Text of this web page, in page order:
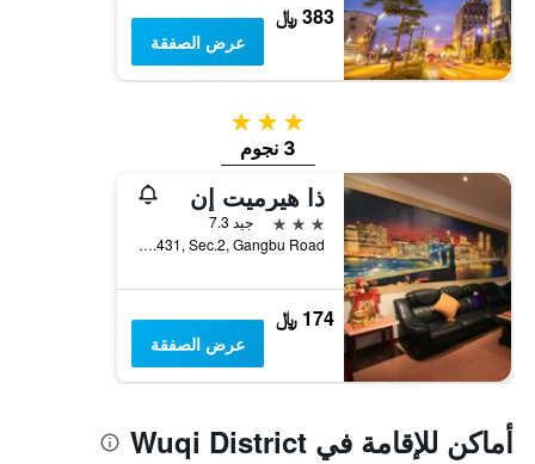
383 ﷼
عرض الصفقة
3 نجوم
3 نجوم
ذا هيرميت إن
3 نجوم
جيد 7.3
No.22, Lane.431, Sec.2, Gangbu Road, تايتشونغ, تايوان
174 ﷼
عرض الصفقة
أماكن للإقامة في Wuqi District